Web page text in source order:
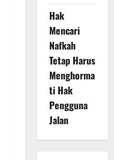
Hak
Mencari
Nafkah
Tetap Harus
Menghorma
ti Hak
Pengguna
Jalan